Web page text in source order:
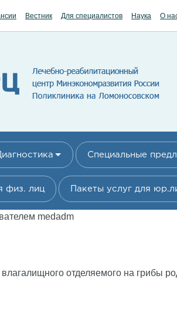
Вестник Для специалистов Наука О
Специальные
физ. лиц Пакеты услуг для
medadm
отделяемого на грибы